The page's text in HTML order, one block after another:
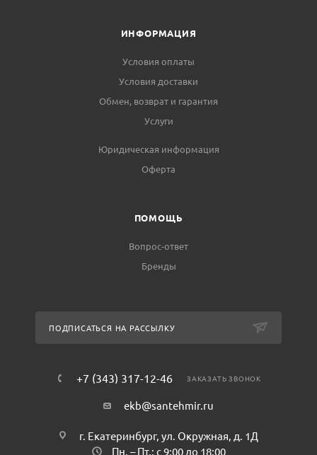
ИНФОРМАЦИЯ
Условия оплаты
Условия доставки
Обмен, возврат и гарантия
Услуги
Юридическая информация
Оферта
ПОМОЩЬ
Вопрос-ответ
Бренды
ПОДПИСАТЬСЯ НА РАССЫЛКУ
+7 (343) 317-12-46 ЗАКАЗАТЬ ЗВОНОК
ekb@santehmir.ru
г. Екатеринбург, ул. Окружная, д. 1Д
Пн. – Пт.: с 9:00 до 18:00